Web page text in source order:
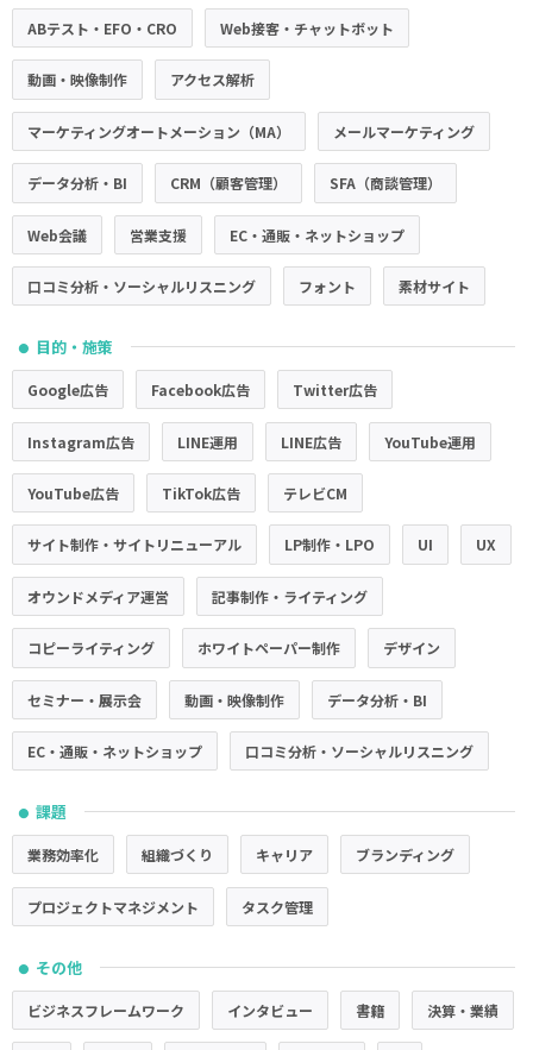
ABテスト・EFO・CRO Web接客・チャットボット
動画・映像制作 アクセス解析
マーケティングオートメーション（MA） メールマーケティング
データ分析・BI CRM（顧客管理） SFA（商談管理）
Web会議 営業支援 EC・通販・ネットショップ
口コミ分析・ソーシャルリスニング フォント 素材サイト
● 目的・施策
Google広告 Facebook広告 Twitter広告
Instagram広告 LINE運用 LINE広告 YouTube運用
YouTube広告 TikTok広告 テレビCM
サイト制作・サイトリニューアル LP制作・LPO UI UX
オウンドメディア運営 記事制作・ライティング
コピーライティング ホワイトペーパー制作 デザイン
セミナー・展示会 動画・映像制作 データ分析・BI
EC・通販・ネットショップ 口コミ分析・ソーシャルリスニング
● 課題
業務効率化 組織づくり キャリア ブランディング
プロジェクトマネジメント タスク管理
● その他
ビジネスフレームワーク インタビュー 書籍 決算・業績